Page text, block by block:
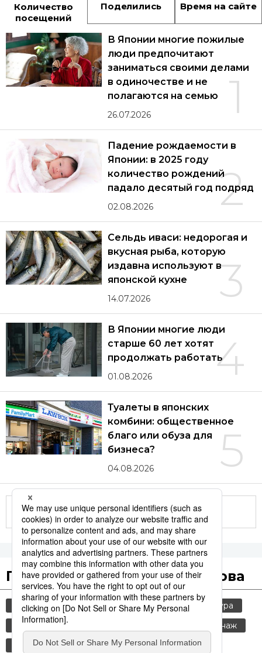
Количество
посещений
Поделились Время на сайте
1
В Японии многие пожилые
люди предпочитают
заниматься своими делами
в одиночестве и не
полагаются на семью
26.07.2026
2
Падение рождаемости в
Японии: в 2025 году
количество рождений
падало десятый год подряд
02.08.2026
3
Сельдь иваси: недорогая и
вкусная рыба, которую
издавна используют в
японской кухне
14.07.2026
4
В Японии многие люди
старше 60 лет хотят
продолжать работать
01.08.2026
5
Туалеты в японских
комбини: общественное
благо или обуза для
бизнеса?
04.08.2026
Другие статьи по теме
Популярные поисковые слова
общество jiji press политика
культура
история
шпионаж
синкансэн
транспорт